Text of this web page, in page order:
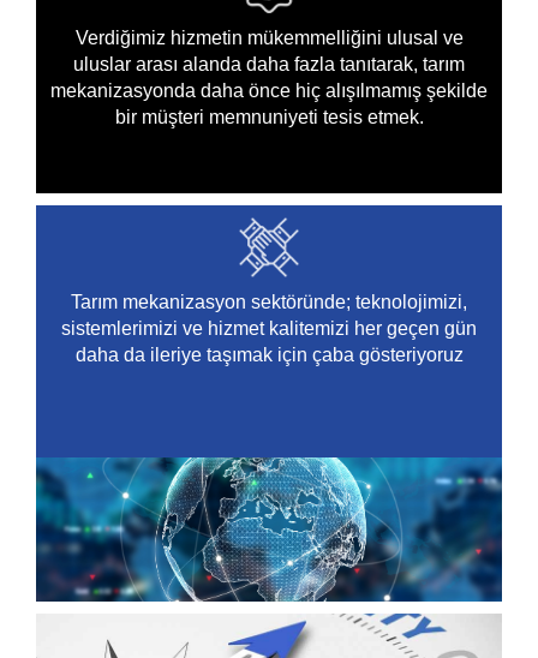
Verdiğimiz hizmetin mükemmelliğini ulusal ve
uluslar arası alanda daha fazla tanıtarak, tarım
mekanizasyonda daha önce hiç alışılmamış şekilde
bir müşteri memnuniyeti tesis etmek.
Tarım mekanizasyon sektöründe; teknolojimizi,
sistemlerimizi ve hizmet kalitemizi her geçen gün
daha da ileriye taşımak için çaba gösteriyoruz